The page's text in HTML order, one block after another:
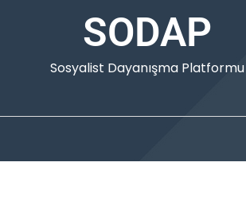
SODAP
Sosyalist Dayanışma Platformu